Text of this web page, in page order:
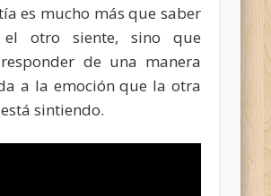
es mucho más que saber
otro siente, sino que
de una manera
a la emoción que la otra
sintiendo.